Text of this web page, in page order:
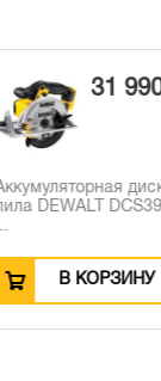
990 ₽
дисковая